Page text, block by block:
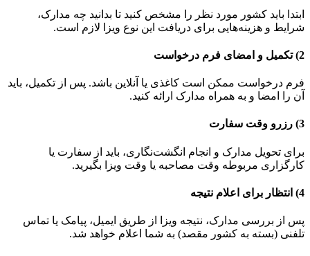
ابتدا باید کشور مورد نظر را مشخص کنید تا بدانید چه مدارک،
شرایط و هزینه‌هایی برای دریافت این نوع ویزا لازم است.
2) تکمیل و امضای فرم درخواست
فرم درخواست ممکن است کاغذی یا آنلاین باشد. پس از تکمیل، باید
آن را امضا و به همراه مدارک ارائه کنید.
3) رزرو وقت سفارت
برای تحویل مدارک و انجام انگشت‌نگاری، باید از سفارت یا
کارگزاری مربوطه وقت مصاحبه یا وقت ویزا بگیرید.
4) انتظار برای اعلام نتیجه
پس از بررسی مدارک، نتیجه ویزا از طریق ایمیل، پیامک یا تماس
تلفنی (بسته به کشور مقصد) به شما اعلام خواهد شد.